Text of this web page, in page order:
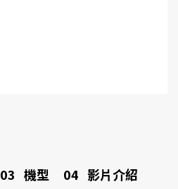
03 機型 04 影片介紹